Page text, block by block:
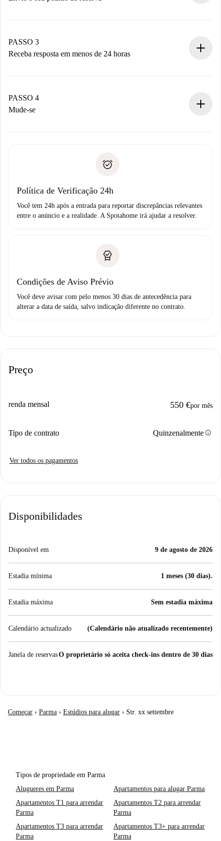
Não cobramos nada até que o proprietário confirme.
PASSO 3
Receba resposta em menos de 24 horas
proprietário.
Se recusada: não cobraremos nada e ofereceremos
Débito direto bancário
PASSO 4
Mude-se
não comunicar nenhum problema.
Política de Verificação 24h
Você tem 24h após a entrada para reportar discrepâncias relevantes
entre o anúncio e a realidade. A Spotahome irá ajudar a resolver.
Condições de Aviso Prévio
Você deve avisar com pelo menos 30 dias de antecedência para
alterar a data de saída, salvo indicação diferente no contrato.
Preço
renda mensal 550 €por mês
Tipo de contrato Quinzenalmenteinfo
Ver todos os pagamentos
Disponibilidades
Disponível em 9 de agosto de 2026
Estadia mínima 1 meses (30 dias).
Estadia máxima Sem estadia máxima
Calendário actualizado (Calendário não atualizado recentemente)
Janela de reservasO proprietário só aceita check-ins dentro de 30 dias
Começar › Parma › Estúdios para alugar › Str. xx settembre
Tipos de propriedade em Parma
Alugueres em Parma
Apartamentos para alugar Parma
Apartamentos T1 para arrendar
Parma
Apartamentos T2 para arrendar
Parma
Apartamentos T3 para arrendar
Parma
Apartamentos T3+ para arrendar
Parma